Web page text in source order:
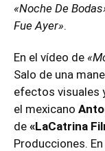
«Noche De
Fue Ayer».
En el vídeo de
Salo de una
efectos visuales
el mexicano
de «LaCatrina
Producciones.